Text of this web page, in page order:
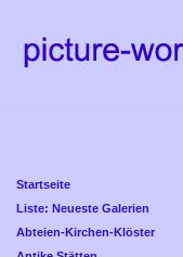
Startseite
Liste: Neueste Galerien
Abteien-Kirchen-Klöster